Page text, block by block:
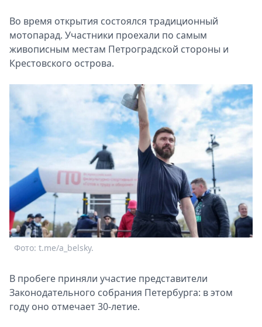
Во время открытия состоялся традиционный
мотопарад. Участники проехали по самым
живописным местам Петроградской стороны и
Крестовского острова.
Фото: t.me/a_belsky.
В пробеге приняли участие представители
Законодательного собрания Петербурга: в этом
году оно отмечает 30-летие.